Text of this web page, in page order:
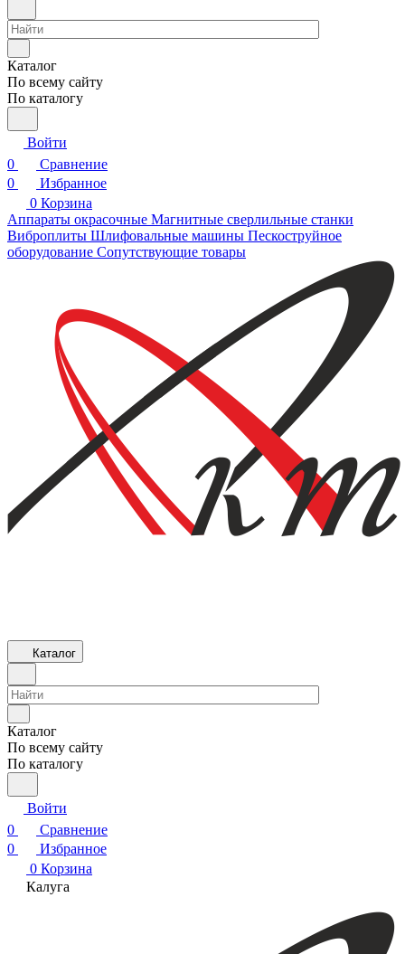
Каталог
По всему сайту
По каталогу
Войти
0
Сравнение
0
Избранное
0 Корзина
Аппараты окрасочные Магнитные сверлильные станки
Виброплиты Шлифовальные машины Пескоструйное
оборудование Сопутствующие товары
Каталог
Каталог
По всему сайту
По каталогу
Войти
0
Сравнение
0
Избранное
0 Корзина
Калуга